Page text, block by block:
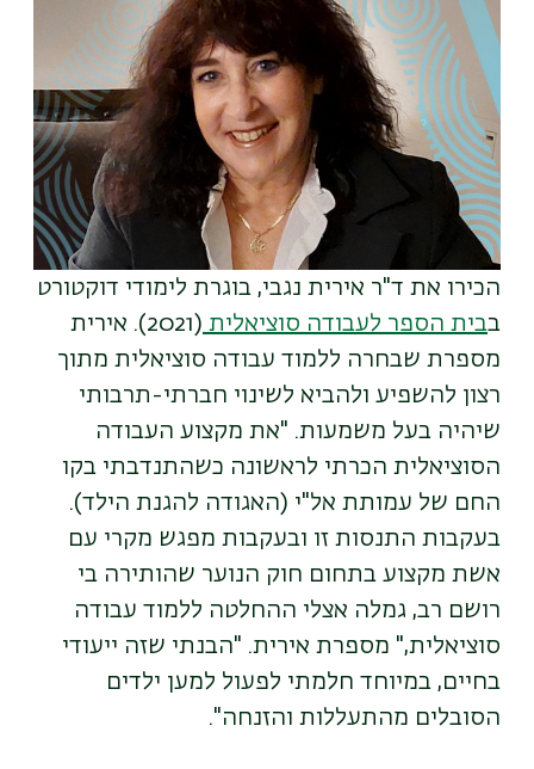
הכירו את ד"ר אירית נגבי, בוגרת לימודי דוקטורט
בבית הספר לעבודה סוציאלית
(2021). אירית
מספרת שבחרה ללמוד עבודה סוציאלית מתוך
רצון להשפיע ולהביא לשינוי חברתי-תרבותי
שיהיה בעל משמעות. "את מקצוע העבודה
הסוציאלית הכרתי לראשונה כשהתנדבתי בקו
החם של עמותת אל"י (האגודה להגנת הילד).
בעקבות התנסות זו ובעקבות מפגש מקרי עם
אשת מקצוע בתחום חוק הנוער שהותירה בי
רושם רב, גמלה אצלי ההחלטה ללמוד עבודה
סוציאלית," מספרת אירית. "הבנתי שזה ייעודי
בחיים, במיוחד חלמתי לפעול למען ילדים
הסובלים מהתעללות והזנחה".